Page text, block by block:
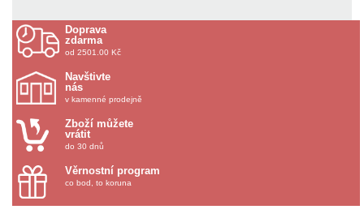
Doprava
zdarma
od 2501.00 Kč
Navštivte
nás
v kamenné prodejně
Zboží můžete
vrátit
do 30 dnů
Věrnostní program
co bod, to koruna